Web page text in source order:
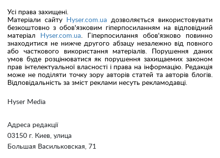
Hyser Media
Адреса редакції
03150 г. Киев, улица
Большая Васильковская, 71
Усі права захищені.
Матеріали сайту
Hyser.com.ua дозволяється використовувати
безкоштовно з обов'язковим гіперпосиланням на відповідний
матеріал
Hyser.com.ua . Гіперпосилання обов'язково повинно
знаходитися не нижче другого абзацу незалежно від повного
або часткового використання матеріалів. Порушення даних
умов буде розцінюватися як порушення захищаемих законом
прав інтелектуальної власності і права на інформацію. Редакція
може не поділяти точку зору авторів статей та авторів блогів.
Відповідальність за зміст реклами несуть рекламодавці.